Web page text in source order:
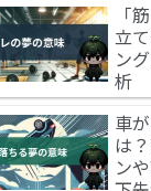
「
立
ン
析
車
は
ン